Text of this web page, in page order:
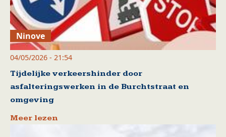
Ninove
04/05/2026 - 21:54
Tijdelijke verkeershinder door
asfalteringswerken in de Burchtstraat en
omgeving
Meer lezen